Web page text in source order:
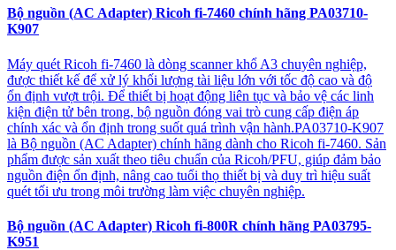
Bộ nguồn (AC Adapter) Ricoh fi-7460 chính hãng PA03710-
K907
Máy quét Ricoh fi-7460 là dòng scanner khổ A3 chuyên nghiệp,
được thiết kế để xử lý khối lượng tài liệu lớn với tốc độ cao và độ
ổn định vượt trội. Để thiết bị hoạt động liên tục và bảo vệ các linh
kiện điện tử bên trong, bộ nguồn đóng vai trò cung cấp điện áp
chính xác và ổn định trong suốt quá trình vận hành.PA03710-K907
là Bộ nguồn (AC Adapter) chính hãng dành cho Ricoh fi-7460. Sản
phẩm được sản xuất theo tiêu chuẩn của Ricoh/PFU, giúp đảm bảo
nguồn điện ổn định, nâng cao tuổi thọ thiết bị và duy trì hiệu suất
quét tối ưu trong môi trường làm việc chuyên nghiệp.
Bộ nguồn (AC Adapter) Ricoh fi-800R chính hãng PA03795-
K951